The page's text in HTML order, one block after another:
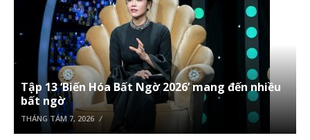
Tập 13 ‘Biến Hóa Bất Ngờ 2026’ mang đến nhiều
bất ngờ
THÁNG TÁM 7, 2026